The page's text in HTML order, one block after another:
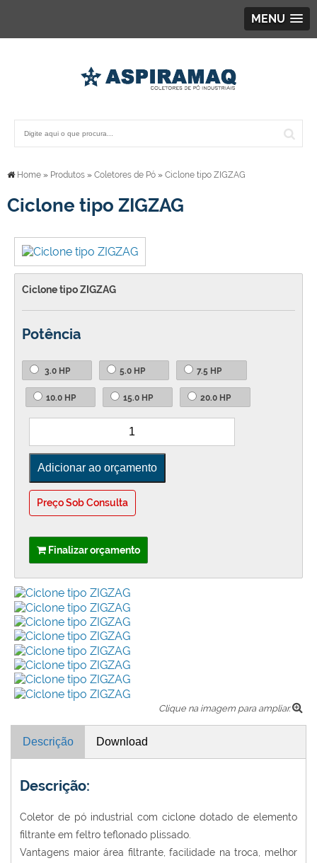
MENU
Home » Produtos » Coletores de Pó » Ciclone tipo ZIGZAG
Ciclone tipo ZIGZAG
Ciclone tipo ZIGZAG
Potência
3.0 HP 5.0 HP 7.5 HP
10.0 HP 15.0 HP 20.0 HP
Preço Sob Consulta
Finalizar orçamento
Clique na imagem para ampliar.
Descrição Download
Descrição:
Coletor de pó industrial com ciclone dotado de elemento
filtrante em feltro teflonado plissado.
Vantagens maior área filtrante, facilidade na troca, melhor